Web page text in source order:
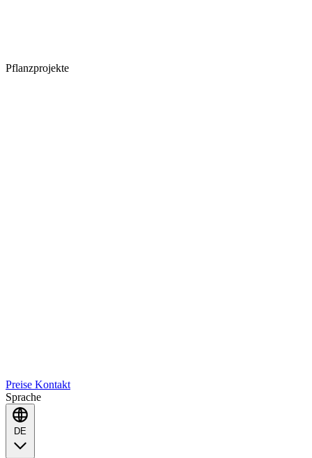
Pflanzprojekte
Preise Kontakt
Sprache
DE